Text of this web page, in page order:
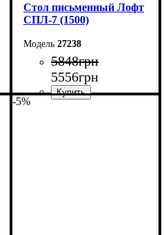
Стол письменный Лофт
СПЛ-7 (1500)
27238
5848грн
5556грн
-5%